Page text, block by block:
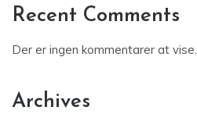
Recent Comments
Der er ingen kommentarer at vise.
Archives